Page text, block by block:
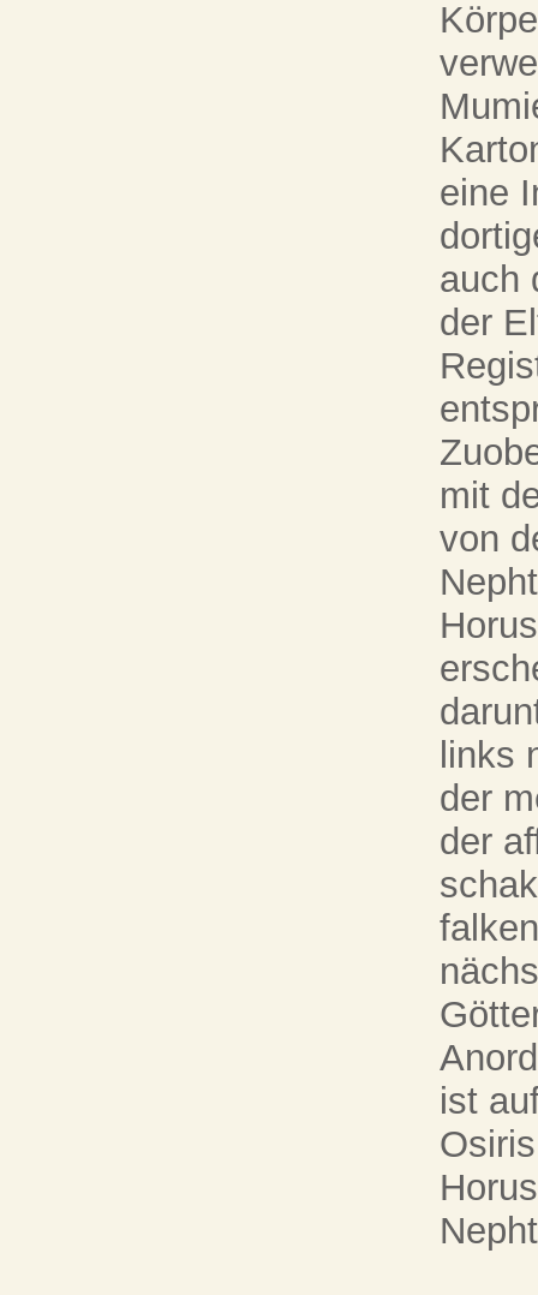
eine
auch
der
mit
von
links
der
der
ist